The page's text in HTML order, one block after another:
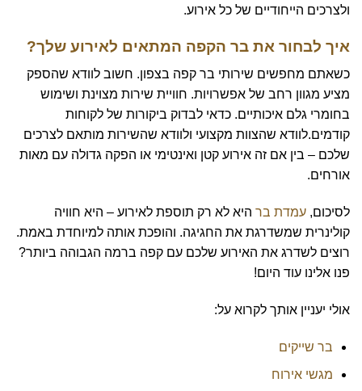
ולצרכים הייחודיים של כל אירוע.
איך לבחור את בר הקפה המתאים לאירוע שלך?
כשאתם מחפשים שירותי בר קפה בצפון. חשוב לוודא שהספק
מציע מגוון רחב של אפשרויות. חוויית שירות מצוינת ושימוש
בחומרי גלם איכותיים. כדאי לבדוק ביקורות של לקוחות
קודמים.לוודא שהצוות מקצועי ולוודא שהשירות מותאם לצרכים
שלכם – בין אם זה אירוע קטן ואינטימי או הפקה גדולה עם מאות
אורחים.
לסיכום, עמדת בר היא לא רק תוספת לאירוע – היא חוויה
קולינרית שמשדרגת את החגיגה. והופכת אותה למיוחדת באמת.
רוצים לשדרג את האירוע שלכם עם קפה ברמה הגבוהה ביותר?
פנו אלינו עוד היום!
אולי יעניין אותך לקרוא על:
בר שייקים
מגשי אירוח